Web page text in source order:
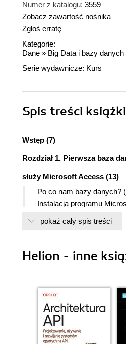
Numer z katalogu: 3559
Zobacz zawartość nośnika
Zgłoś erratę
Kategorie:
Dane » Big Data i bazy danych
Serie wydawnicze: Kurs
Spis treści książki
Wstęp (7)
Rozdział 1. Pierwsza baza
służy Microsoft Access (13)
Po co nam bazy danych?
Instalacja programu
Aktualizacja programu (19)
Aktywacja programu (20)
bazami danych Access
Tworzenie pustej bazy
Zamykanie bazy danych
Kopiowanie pliku bazy
Zmiana domyślnej wersji
Kompilacja bazy danych
Rozwiązywanie
2007 (30)
pokaż cały spis treści
Helion - inne